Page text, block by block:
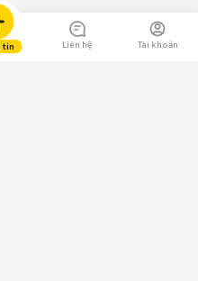
tin Liên hệ Tài khoản